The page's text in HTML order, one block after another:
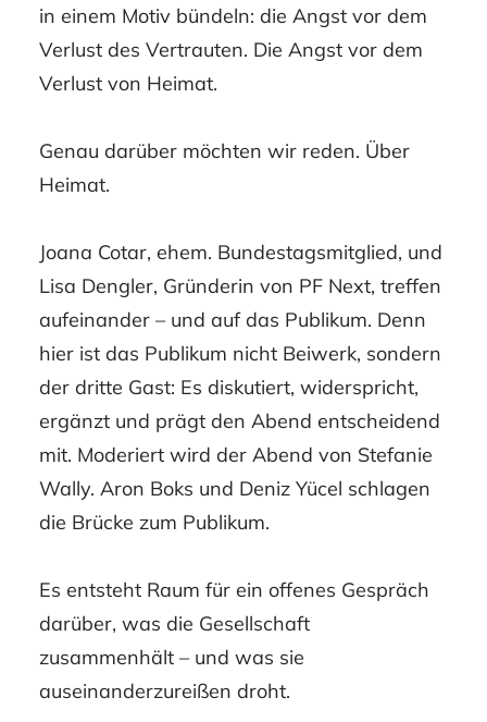
in einem Motiv bündeln: die Angst vor dem
Verlust des Vertrauten. Die Angst vor dem
Verlust von Heimat.
Genau darüber möchten wir reden. Über
Heimat.
Joana Cotar, ehem. Bundestagsmitglied, und
Lisa Dengler, Gründerin von PF Next, treffen
aufeinander – und auf das Publikum. Denn
hier ist das Publikum nicht Beiwerk, sondern
der dritte Gast: Es diskutiert, widerspricht,
ergänzt und prägt den Abend entscheidend
mit. Moderiert wird der Abend von Stefanie
Wally. Aron Boks und Deniz Yücel schlagen
die Brücke zum Publikum.
Es entsteht Raum für ein offenes Gespräch
darüber, was die Gesellschaft
zusammenhält – und was sie
auseinanderzureißen droht.